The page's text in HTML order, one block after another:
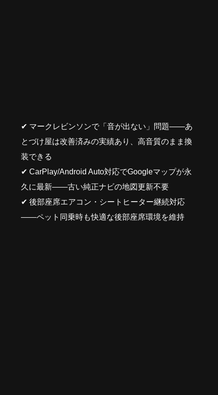
✔ マークレビンソンで「音が出ない」問題——あ
とづけ屋は改善済みの実績あり、高音質のまま換
装できる
✔ CarPlay/Android Auto対応でGoogleマップが永
久に最新——古い純正ナビの地図更新不要
✔ 後部座席エアコン・シートヒーター継続対応
——ペット同乗時も快適な後部座席環境を維持